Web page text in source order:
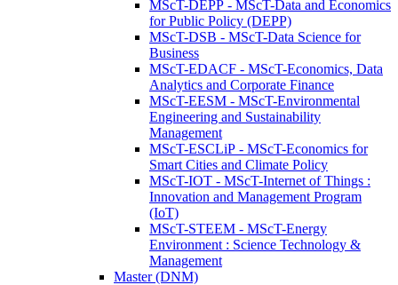
MScT-DEPP - MScT-Data and Economics
for Public Policy (DEPP)
MScT-DSB - MScT-Data Science for
Business
MScT-EDACF - MScT-Economics, Data
Analytics and Corporate Finance
MScT-EESM - MScT-Environmental
Engineering and Sustainability
Management
MScT-ESCLiP - MScT-Economics for
Smart Cities and Climate Policy
MScT-IOT - MScT-Internet of Things :
Innovation and Management Program
(IoT)
MScT-STEEM - MScT-Energy
Environment : Science Technology &
Management
Master (DNM)